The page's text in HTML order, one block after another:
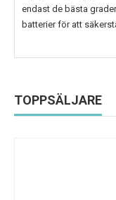
endast de bästa
batterier för att
TOPPSÄLJARE